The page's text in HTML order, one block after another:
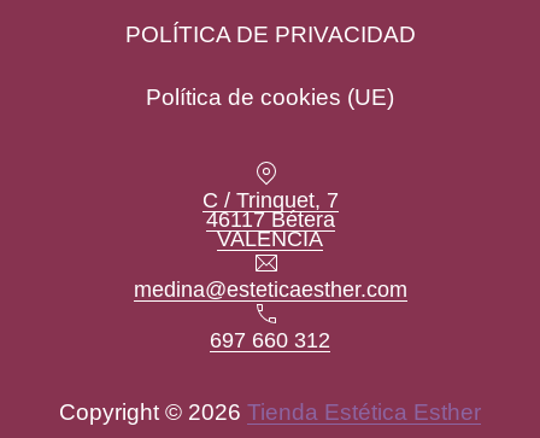
POLÍTICA DE PRIVACIDAD
Política de cookies (UE)
C / Trinquet, 7
46117 Bétera
VALENCIANew Window
Email
medina@esteticaesther.com
Teléfono
697 660 312
Copyright © 2026 Tienda Estética Esther